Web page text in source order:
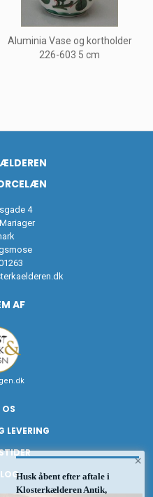
Aluminia Vase og kortholder
226-603 5 cm
4
AF
LEVERING
×
Husk åbent efter aftale i
Klosterkælderen Antik,